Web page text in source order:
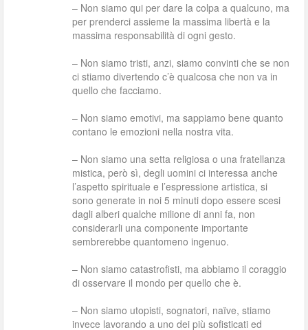
– Non siamo qui per dare la colpa a qualcuno, ma
per prenderci assieme la massima libertà e la
massima responsabilità di ogni gesto.
– Non siamo tristi, anzi, siamo convinti che se non
ci stiamo divertendo c’è qualcosa che non va in
quello che facciamo.
– Non siamo emotivi, ma sappiamo bene quanto
contano le emozioni nella nostra vita.
– Non siamo una setta religiosa o una fratellanza
mistica, però sì, degli uomini ci interessa anche
l’aspetto spirituale e l’espressione artistica, si
sono generate in noi 5 minuti dopo essere scesi
dagli alberi qualche milione di anni fa, non
considerarli una componente importante
sembrerebbe quantomeno ingenuo.
– Non siamo catastrofisti, ma abbiamo il coraggio
di osservare il mondo per quello che è.
– Non siamo utopisti, sognatori, naïve, stiamo
invece lavorando a uno dei più sofisticati ed